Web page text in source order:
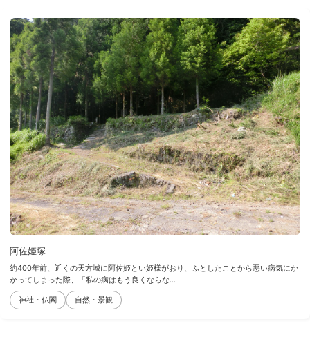
阿佐姫塚
約400年前、近くの天方城に阿佐姫とい姫様がおり、ふとしたことから悪い病気にか
かってしまった際、「私の病はもう良くならな...
神社・仏閣 自然・景観